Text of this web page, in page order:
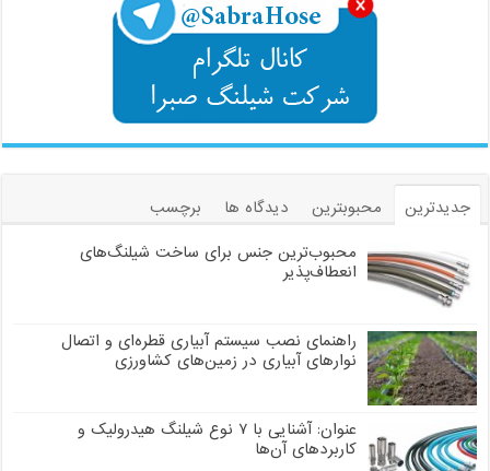
جدیدترین محبوبترین دیدگاه ها
برچسب
محبوب‌ترین جنس برای ساخت شیلنگ‌های
انعطاف‌پذیر
راهنمای نصب سیستم آبیاری قطره‌ای و اتصال
نوارهای آبیاری در زمین‌های کشاورزی
عنوان: آشنایی با ۷ نوع شیلنگ هیدرولیک و
کاربردهای آن‌ها